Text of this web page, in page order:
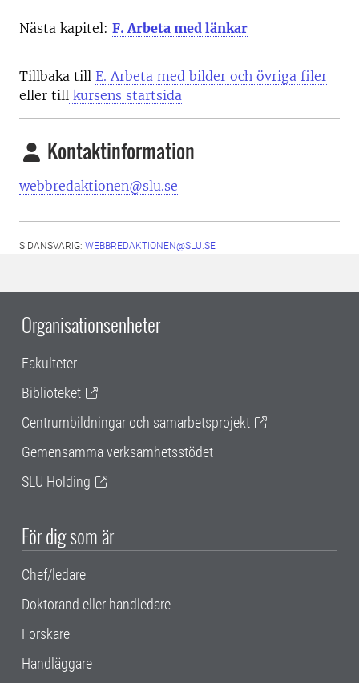
Nästa kapitel: F. Arbeta med länkar
Tillbaka till E. Arbeta med bilder och övriga filer
eller till kursens startsida
Kontaktinformation
webbredaktionen@slu.se
SIDANSVARIG: WEBBREDAKTIONEN@SLU.SE
Organisationsenheter
Fakulteter
Biblioteket
Centrumbildningar och samarbetsprojekt
Gemensamma verksamhetsstödet
SLU Holding
För dig som är
Chef/ledare
Doktorand eller handledare
Forskare
Handläggare